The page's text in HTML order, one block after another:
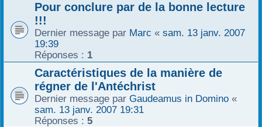
Pour conclure par de la bonne lecture
!!!
Dernier message par Marc « sam. 13 janv. 2007
19:39
Réponses : 1
Caractéristiques de la manière de
régner de l'Antéchrist
Dernier message par Gaudeamus in Domino «
sam. 13 janv. 2007 19:31
Réponses : 5